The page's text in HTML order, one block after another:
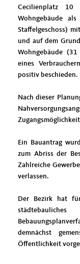
Cecilienplatz 10
Wohngebäude
Staffelgeschoss)
und auf dem
Wohngebäude
eines
positiv beschieden.
Nach dieser
Ein Bauantrag
zum Abriss der
Zahlreiche
verlassen.
Der Bezirk hat
demnächst
Öffentlichkeit